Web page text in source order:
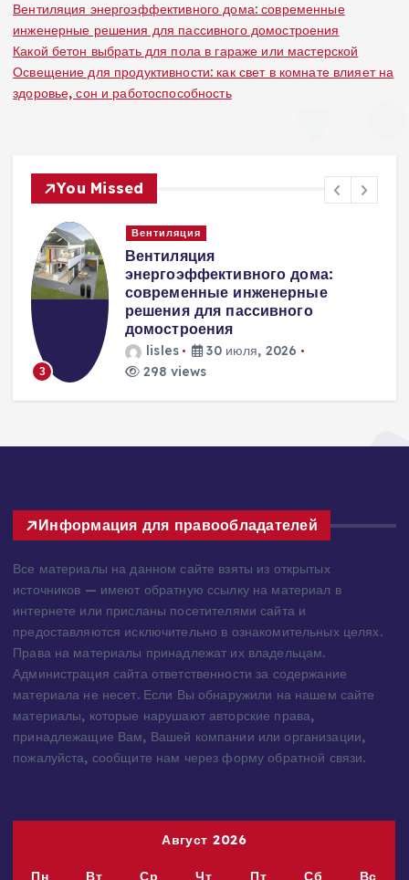
Вентиляция энергоэффективного дома: современные
инженерные решения для пассивного домостроения
Какой бетон выбрать для пола в гараже или мастерской
Освещение для продуктивности: как свет в комнате влияет на
здоровье, сон и работоспособность
You Missed
3
Вентиляция
Вентиляция
энергоэффективного дома:
современные инженерные
решения для пассивного
домостроения
lisles
30 июля, 2026
298 views
Информация для правообладателей
Все материалы на данном сайте взяты из открытых
источников — имеют обратную ссылку на материал в
интернете или присланы посетителями сайта и
предоставляются исключительно в ознакомительных целях.
Права на материалы принадлежат их владельцам.
Администрация сайта ответственности за содержание
материала не несет. Если Вы обнаружили на нашем сайте
материалы, которые нарушают авторские права,
принадлежащие Вам, Вашей компании или организации,
пожалуйста, сообщите нам через форму обратной связи.
Август 2026
Пн Вт Ср Чт Пт Сб Вс